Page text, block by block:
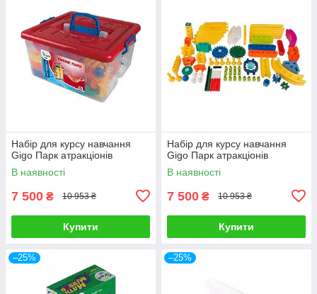
Набір для курсу навчання
Gigo Парк атракціонів
В наявності
7 500 ₴ 10 953 ₴
Купити
Набір для курсу навчання
Gigo Парк атракціонів
В наявності
7 500 ₴ 10 953 ₴
Купити
–25% –25%